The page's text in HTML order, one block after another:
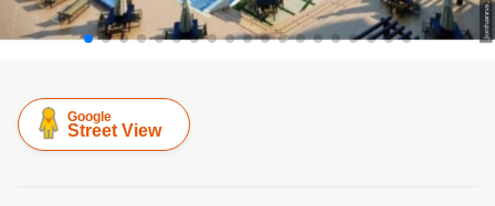
Google
Street View